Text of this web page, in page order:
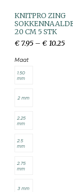
KNITPRO ZING
20 CM 5 STK
€ 7.95 –€ 10.25
Maat
1.50
mm
2 mm
2.25
mm
2.5
mm
2.75
mm
3 mm